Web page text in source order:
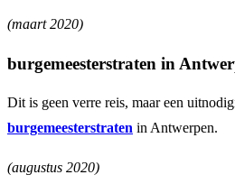
(maart 2020)
burgemeesterstraten in
Dit is geen verre reis, maar een
burgemeesterstraten in Antwerpen.
(augustus 2020)